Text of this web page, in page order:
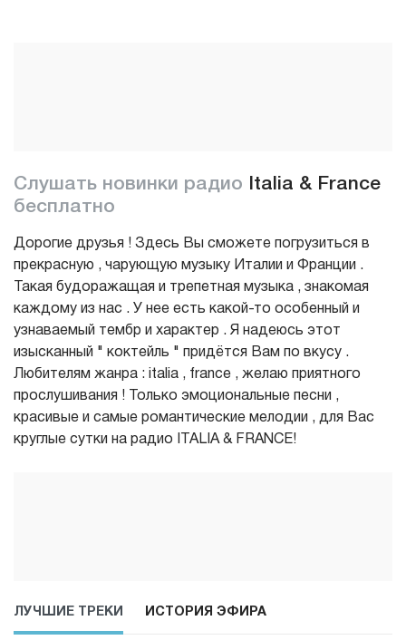
Слушать новинки радио
Italia & France
бесплатно
Дорогие друзья ! Здесь Вы сможете погрузиться в
прекрасную , чарующую музыку Италии и Франции .
Такая будоражащая и трепетная музыка , знакомая
каждому из нас . У нее есть какой-то особенный и
узнаваемый тембр и характер . Я надеюсь этот
изысканный " коктейль " придётся Вам по вкусу .
Любителям жанра : italia , france , желаю приятного
прослушивания ! Только эмоциональные песни ,
красивые и самые романтические мелодии , для Вас
круглые сутки на радио ITALIA & FRANCE!
ЛУЧШИЕ ТРЕКИ ИСТОРИЯ ЭФИРА